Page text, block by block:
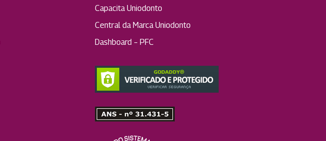
Capacita Uniodonto
Central da Marca Uniodonto
Dashboard – PFC